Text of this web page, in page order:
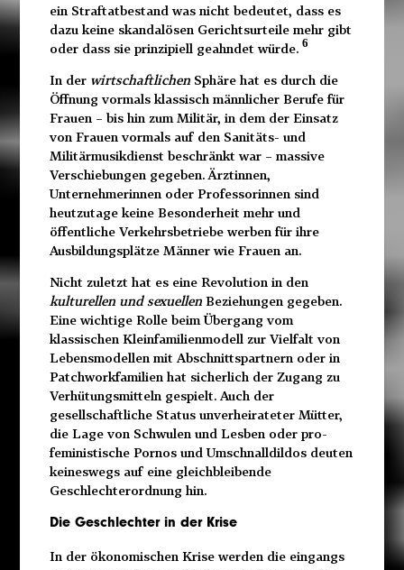
ein Straftatbestand was nicht bedeutet, dass es
dazu keine skandalösen Gerichtsurteile mehr gibt
oder dass sie prinzipiell geahndet würde. 6
In der wirtschaftlichenSphäre hat es durch die
Öffnung vormals klassisch männlicher Berufe für
Frauen – bis hin zum Militär, in dem der Einsatz
von Frauen vormals auf den Sanitäts- und
Militärmusikdienst beschränkt war – massive
Verschiebungen gegeben. Ärztinnen,
Unternehmerinnen oder Professorinnen sind
heutzutage keine Besonderheit mehr und
öffentliche Verkehrsbetriebe werben für ihre
Ausbildungsplätze Männer wie Frauen an.
Nicht zuletzt hat es eine Revolution in den
kulturellen und sexuellenBeziehungen gegeben.
Eine wichtige Rolle beim Übergang vom
klassischen Kleinfamilienmodell zur Vielfalt von
Lebensmodellen mit Abschnittspartnern oder in
Patchworkfamilien hat sicherlich der Zugang zu
Verhütungsmitteln gespielt. Auch der
gesellschaftliche Status unverheirateter Mütter,
die Lage von Schwulen und Lesben oder pro-
feministische Pornos und Umschnalldildos deuten
keineswegs auf eine gleichbleibende
Geschlechterordnung hin.
Die Geschlechter in der Krise
In der ökonomischen Krise werden die eingangs